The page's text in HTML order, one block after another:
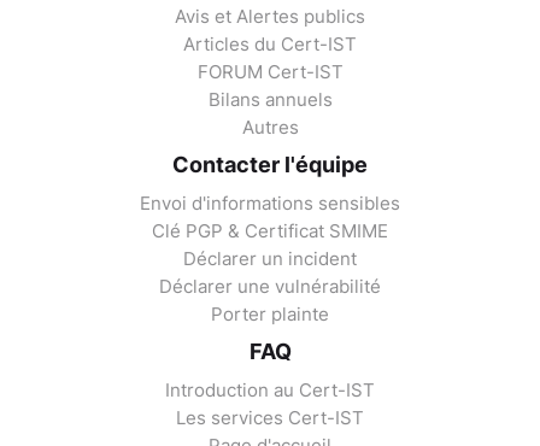
Avis et Alertes publics
Articles du Cert-IST
FORUM Cert-IST
Bilans annuels
Autres
Contacter l'équipe
Envoi d'informations sensibles
Clé PGP & Certificat SMIME
Déclarer un incident
Déclarer une vulnérabilité
Porter plainte
FAQ
Introduction au Cert-IST
Les services Cert-IST